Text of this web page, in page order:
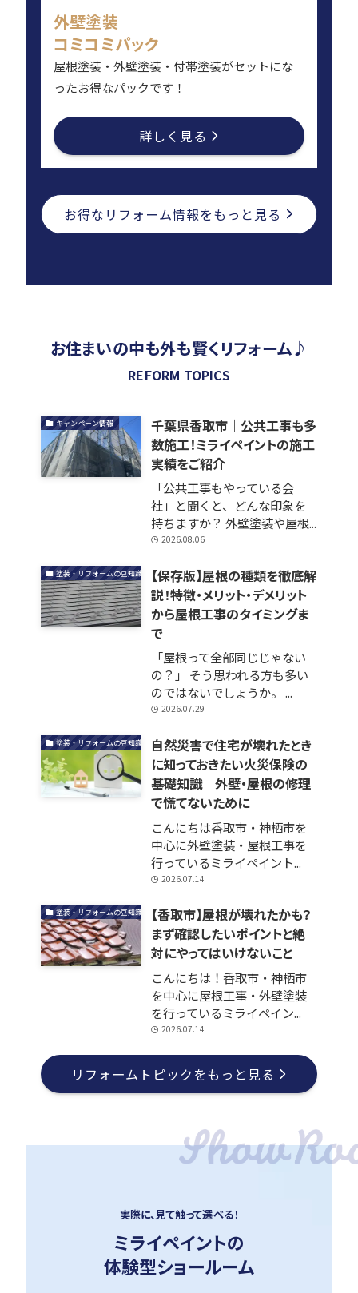
外壁塗装
コミコミパック
屋根塗装・外壁塗装・付帯塗装がセットにな
ったお得なパックです！
詳しく見る
お得なリフォーム情報をもっと見る
お住まいの中も外も賢くリフォーム♪
REFORM TOPICS
キャンペーン情報
千葉県香取市｜公共工事も多
数施工！ミライペイントの施工
実績をご紹介
「公共工事もやっている会
社」と聞くと、どんな印象を
持ちますか？ 外壁塗装や屋根...
2026.08.06
塗装・リフォームの豆知識
【保存版】屋根の種類を徹底解
説！特徴・メリット・デメリット
から屋根工事のタイミングま
で
「屋根って全部同じじゃない
の？」 そう思われる方も多い
のではないでしょうか。 ...
2026.07.29
塗装・リフォームの豆知識
自然災害で住宅が壊れたとき
に知っておきたい火災保険の
基礎知識｜外壁・屋根の修理
で慌てないために
こんにちは香取市・神栖市を
中心に外壁塗装・屋根工事を
行っているミライペイント...
2026.07.14
塗装・リフォームの豆知識
【香取市】屋根が壊れたかも？
まず確認したいポイントと絶
対にやってはいけないこと
こんにちは！香取市・神栖市
を中心に屋根工事・外壁塗装
を行っているミライペイン...
2026.07.14
リフォームトピックをもっと見る
実際に、見て触って選べる！
ミライペイントの
体験型ショールーム